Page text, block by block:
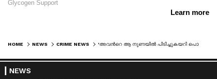
HOME NEWS CRIME NEWS
NEWS